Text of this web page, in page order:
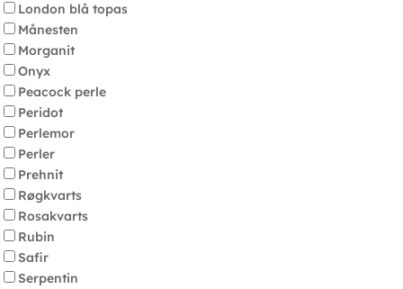
London blå topas
Månesten
Morganit
Onyx
Peacock perle
Peridot
Perlemor
Perler
Prehnit
Røgkvarts
Rosakvarts
Rubin
Safir
Serpentin